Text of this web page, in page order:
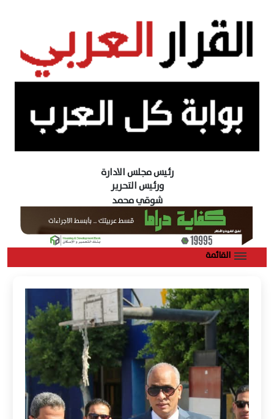
رئيس مجلس الادارة
ورئيس التحرير
شوقي محمد
القائمة